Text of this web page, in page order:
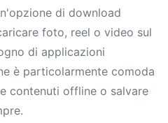
di download
foto, reel o video sul
di applicazioni
è particolarmente comoda
contenuti offline o salvare